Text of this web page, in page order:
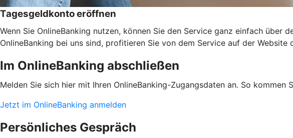
Tagesgeldkonto eröffnen
Wenn Sie OnlineBanking nutzen, können Sie den Service ganz einfach über
OnlineBanking bei uns sind, profitieren Sie von dem Service auf der Website
Im OnlineBanking abschließen
Melden Sie sich hier mit Ihren OnlineBanking-Zugangsdaten an. So
Jetzt im OnlineBanking anmelden
Persönliches Gespräch